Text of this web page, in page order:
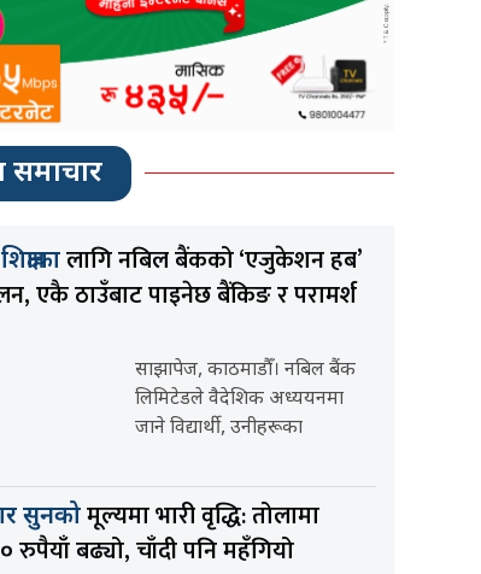
समाचार
लागि नबिल बैंकको ‘एजुकेशन हब’
एकै ठाउँबाट पाइनेछ बैंकिङ र परामर्श
साझापेज, काठमाडौँ। नबिल बैंक
लिमिटेडले वैदेशिक अध्ययनमा
जाने विद्यार्थी, उनीहरूका
सुनकोमूल्यमा भारी वृद्धि: तोलामा
रुपैयाँ बढ्यो, चाँदी पनि महँगियो